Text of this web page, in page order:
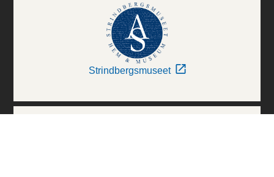
Strindbergsmuseet